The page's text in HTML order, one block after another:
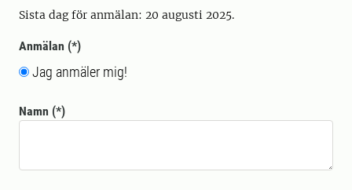
Sista dag för anmälan: 20 augusti 2025.
Anmälan
Jag anmäler mig!
Namn